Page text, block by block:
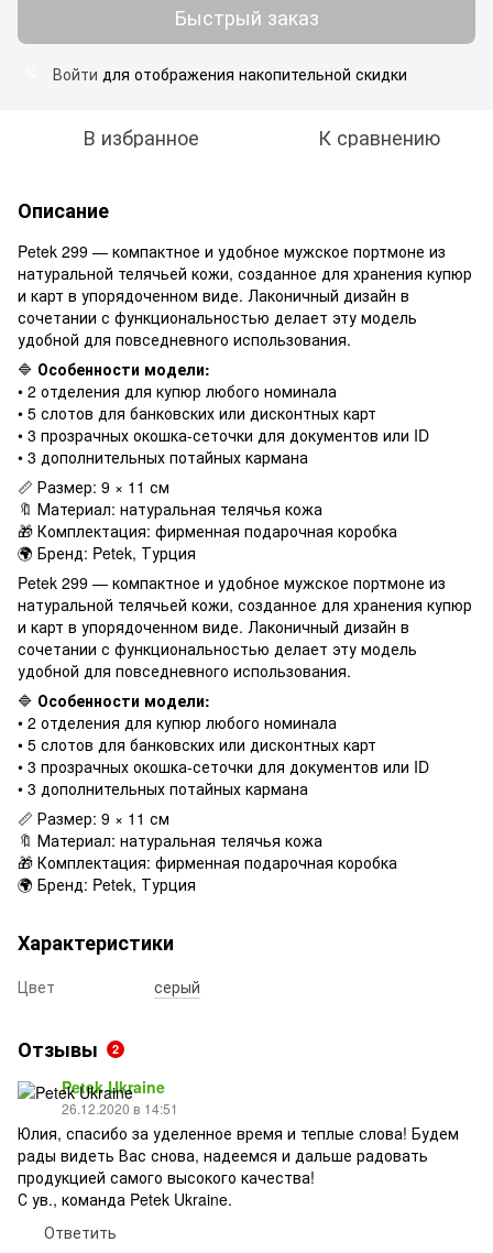
Быстрый заказ
Войти для отображения накопительной скидки
В избранное К сравнению
Описание
Petek 299 — компактное и удобное мужское портмоне из
натуральной телячьей кожи, созданное для хранения купюр
и карт в упорядоченном виде. Лаконичный дизайн в
сочетании с функциональностью делает эту модель
удобной для повседневного использования.
🔷 Особенности модели:
• 2 отделения для купюр любого номинала
• 5 слотов для банковских или дисконтных карт
• 3 прозрачных окошка-сеточки для документов или ID
• 3 дополнительных потайных кармана
📏 Размер: 9 × 11 см
🔖 Материал: натуральная телячья кожа
🎁 Комплектация: фирменная подарочная коробка
🌍 Бренд: Petek, Турция
Petek 299 — компактное и удобное мужское портмоне из
натуральной телячьей кожи, созданное для хранения купюр
и карт в упорядоченном виде. Лаконичный дизайн в
сочетании с функциональностью делает эту модель
удобной для повседневного использования.
🔷 Особенности модели:
• 2 отделения для купюр любого номинала
• 5 слотов для банковских или дисконтных карт
• 3 прозрачных окошка-сеточки для документов или ID
• 3 дополнительных потайных кармана
📏 Размер: 9 × 11 см
🔖 Материал: натуральная телячья кожа
🎁 Комплектация: фирменная подарочная коробка
🌍 Бренд: Petek, Турция
Характеристики
Цвет серый
Отзывы 2
Petek Ukraine
26.12.2020 в 14:51
Юлия, спасибо за уделенное время и теплые слова! Будем
рады видеть Вас снова, надеемся и дальше радовать
продукцией самого высокого качества!
С ув., команда Petek Ukraine.
Ответить